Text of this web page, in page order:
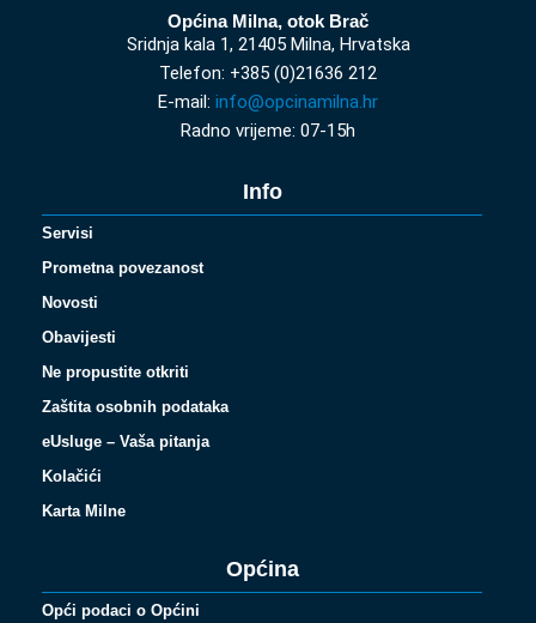
Općina Milna, otok Brač
Sridnja kala 1, 21405 Milna, Hrvatska
Telefon: +385 (0)21636 212
E-mail: info@opcinamilna.hr
Radno vrijeme: 07-15h
Info
Servisi
Prometna povezanost
Novosti
Obavijesti
Ne propustite otkriti
Zaštita osobnih podataka
eUsluge – Vaša pitanja
Kolačići
Karta Milne
Općina
Opći podaci o Općini